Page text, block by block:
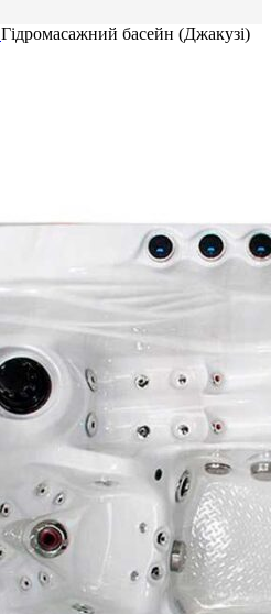
Гідромасажний басейн (Джакузі)